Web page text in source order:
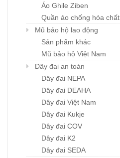
Áo Ghile Ziben
Quần áo chống hóa chất
Mũ bảo hộ lao động
Sản phẩm khác
Mũ bảo hộ Việt Nam
Dây đai an toàn
Dây đai NEPA
Dây đai DEAHA
Dây đai Việt Nam
Dây đai Kukje
Dây đai COV
Dây đai K2
Dây đai SEDA